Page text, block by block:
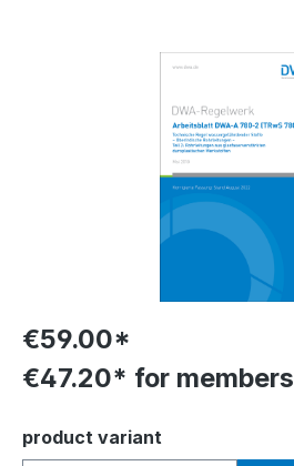
€59.00*
€47.20* for members
Select
product variant